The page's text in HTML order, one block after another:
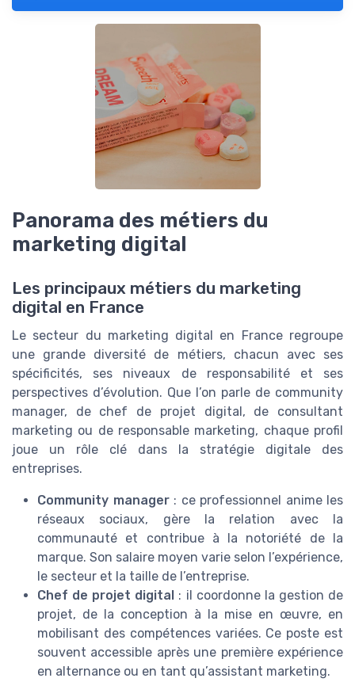
Panorama des métiers du
marketing digital
Les principaux métiers du marketing
digital en France
Le secteur du marketing digital en France regroupe
une grande diversité de métiers, chacun avec ses
spécificités, ses niveaux de responsabilité et ses
perspectives d’évolution. Que l’on parle de community
manager, de chef de projet digital, de consultant
marketing ou de responsable marketing, chaque profil
joue un rôle clé dans la stratégie digitale des
entreprises.
Community manager: ce professionnel anime les
réseaux sociaux, gère la relation avec la
communauté et contribue à la notoriété de la
marque. Son salaire moyen varie selon l’expérience,
le secteur et la taille de l’entreprise.
Chef de projet digital : il coordonne la gestion de
projet, de la conception à la mise en œuvre, en
mobilisant des compétences variées. Ce poste est
souvent accessible après une première expérience
en alternance ou en tant qu’assistant marketing.